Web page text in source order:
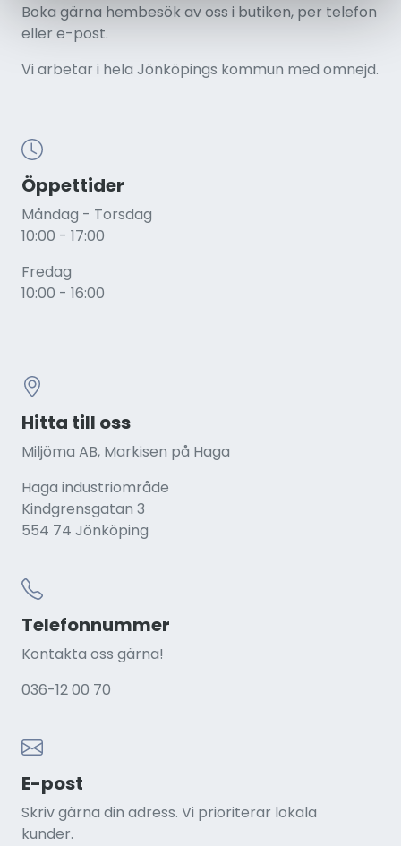
Boka gärna hembesök av oss i butiken, per telefon
eller e-post.
Vi arbetar i hela Jönköpings kommun med omnejd.
Öppettider
Måndag - Torsdag
10:00 - 17:00
Fredag
10:00 - 16:00
Hitta till oss
Miljöma AB, Markisen på Haga
Haga industriområde
Kindgrensgatan 3
554 74 Jönköping
Telefonnummer
Kontakta oss gärna!
036-12 00 70
E-post
Skriv gärna din adress. Vi prioriterar lokala
kunder.